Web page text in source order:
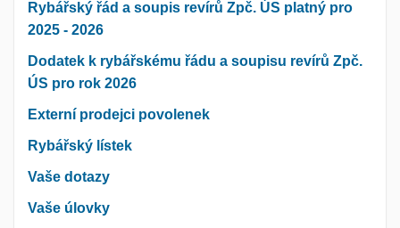
Rybářský řád a soupis revírů Zpč. ÚS platný pro
2025 - 2026
Dodatek k rybářskému řádu a soupisu revírů Zpč.
ÚS pro rok 2026
Externí prodejci povolenek
Rybářský lístek
Vaše dotazy
Vaše úlovky